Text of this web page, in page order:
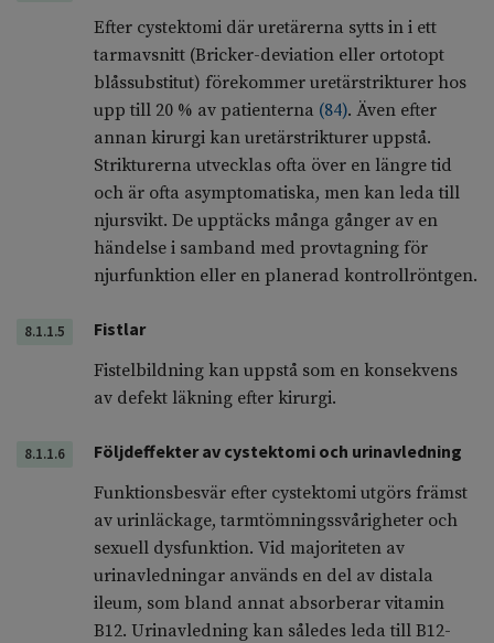
Efter cystektomi där uretärerna sytts in i ett
tarmavsnitt (Bricker-deviation eller ortotopt
blåssubstitut) förekommer uretärstrikturer hos
upp till 20 % av patienterna (84). Även efter
annan kirurgi kan uretärstrikturer uppstå.
Strikturerna utvecklas ofta över en längre tid
och är ofta asymptomatiska, men kan leda till
njursvikt. De upptäcks många gånger av en
händelse i samband med provtagning för
njurfunktion eller en planerad kontrollröntgen.
8.1.1.5
Fistlar
Fistelbildning kan uppstå som en konsekvens
av defekt läkning efter kirurgi.
8.1.1.6
Följdeffekter av cystektomi och urinavledning
Funktionsbesvär efter cystektomi utgörs främst
av urinläckage, tarmtömningssvårigheter och
sexuell dysfunktion. Vid majoriteten av
urinavledningar används en del av distala
ileum, som bland annat absorberar vitamin
B12. Urinavledning kan således leda till B12-